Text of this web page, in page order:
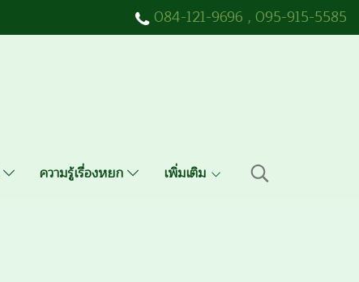
084-121-9696 , 095-915-5585
ความรู้เรื่องหยก
เพิ่มเติม